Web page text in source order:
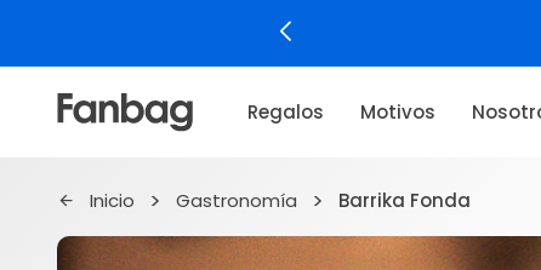
Regalos Motivos
Inicio Gastronomía Barrika Fonda